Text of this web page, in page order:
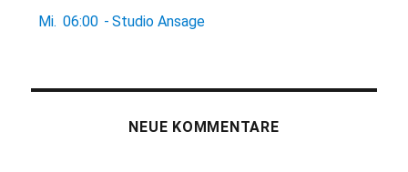
Mi. 06:00 - Studio Ansage
NEUE KOMMENTARE